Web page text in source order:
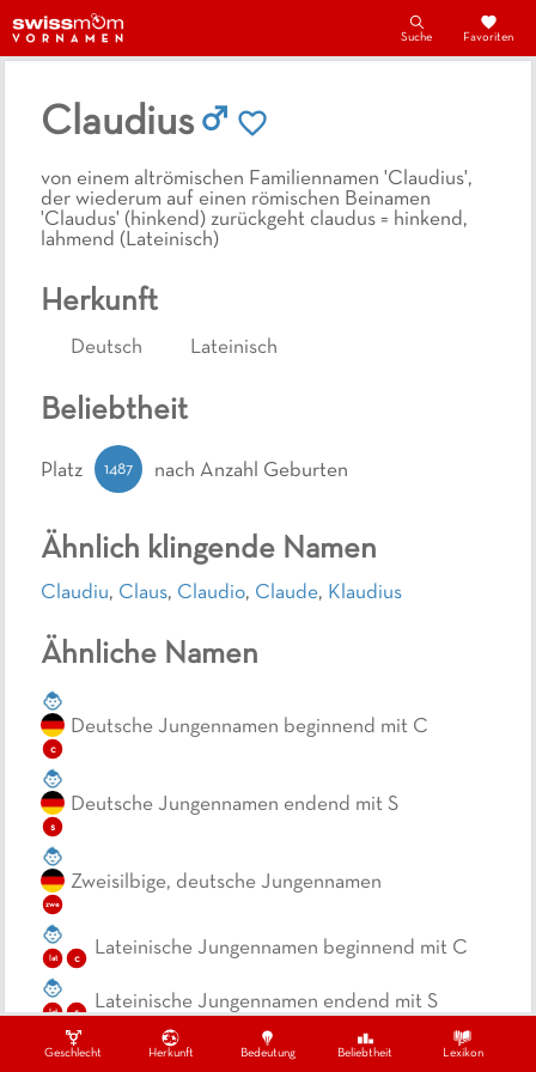
Geschlecht Herkunft Bedeutung Beliebtheit Lexikon
Suche Favoriten
Claudius
von einem altrömischen Familiennamen 'Claudius',
der wiederum auf einen römischen Beinamen
'Claudus' (hinkend) zurückgeht claudus = hinkend,
lahmend (Lateinisch)
Herkunft
Deutsch Lateinisch
Ähnlich klingende Namen
Claudiu, Claus, Claudio, Claude, Klaudius
Ähnliche Namen
c
Deutsche Jungennamen beginnend mit C
s
Deutsche Jungennamen endend mit S
zwe
Zweisilbige, deutsche Jungennamen
lat c Lateinische Jungennamen beginnend mit C
lat s Lateinische Jungennamen endend mit S
Beliebtheit
Platz 1487 nach Anzahl Geburten